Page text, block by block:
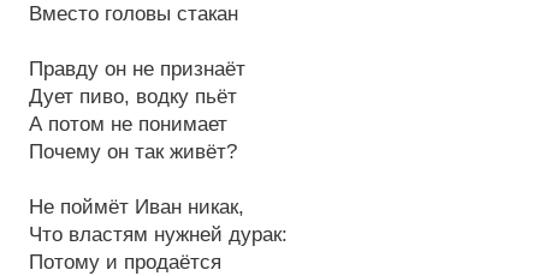
Вместо головы стакан
Правду он не признаёт
Дует пиво, водку пьёт
А потом не понимает
Почему он так живёт?
Не поймёт Иван никак,
Что властям нужней дурак:
Потому и продаётся